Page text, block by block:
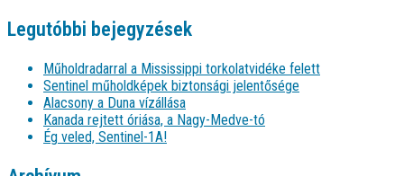
Legutóbbi bejegyzések
Műholdradarral a Mississippi torkolatvidéke felett
Sentinel műholdképek biztonsági jelentősége
Alacsony a Duna vízállása
Kanada rejtett óriása, a Nagy-Medve-tó
Ég veled, Sentinel-1A!